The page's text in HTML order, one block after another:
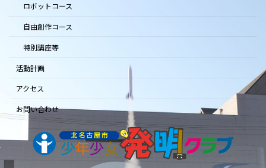
ロボットコース
自由創作コース
特別講座等
活動計画
アクセス
お問い合わせ